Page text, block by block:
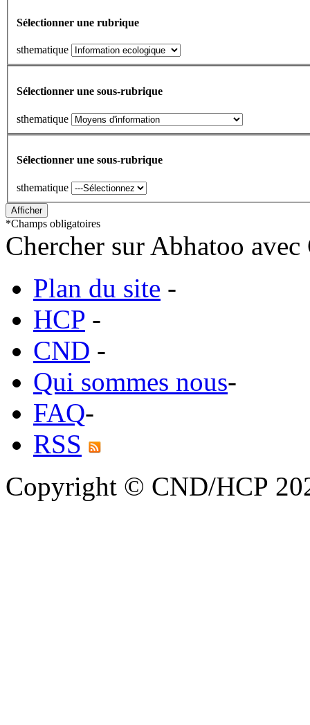
Sélectionner une rubrique
sthematique
Sélectionner une sous-rubrique
sthematique
Sélectionner une sous-rubrique
sthematique
*Champs obligatoires
Chercher sur Abhatoo
Plan du site -
HCP -
CND -
Qui sommes nous-
FAQ-
RSS
Copyright © CND/HCP